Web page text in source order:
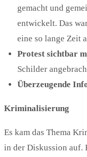
gemacht und
entwickelt. Das
eine so lange Zeit
Protest sichtbar
Schilder
Überzeugende
Kriminalisierung
Es kam das Thema
in der Diskussion auf.